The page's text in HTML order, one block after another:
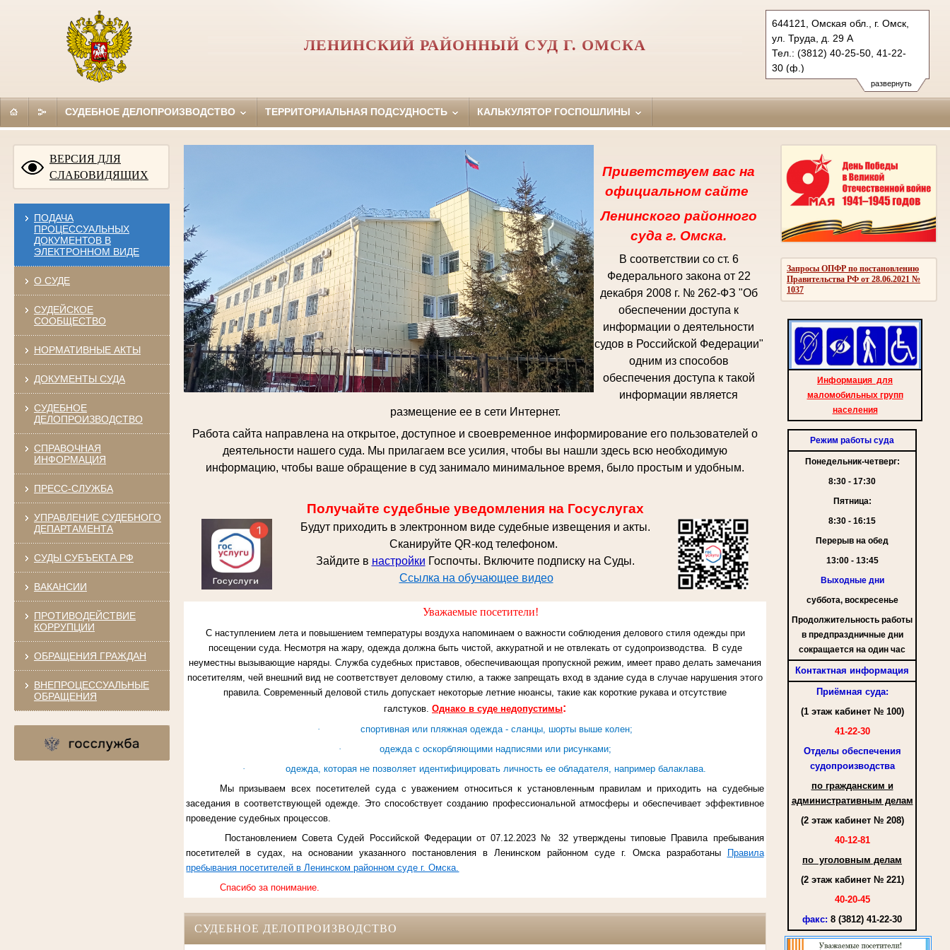
развернуть
644121, Омская обл., г. Омск,
ул. Труда, д. 29 А
Тел.: (3812) 40-25-50, 41-22-
30 (ф.)
lenincourt.oms@sudrf.ru
схема проезда
ЛЕНИНСКИЙ РАЙОННЫЙ СУД Г. ОМСКА
СУДЕБНОЕ ДЕЛОПРОИЗВОДСТВО ТЕРРИТОРИАЛЬНАЯ ПОДСУДНОСТЬ КАЛЬКУЛЯТОР ГОСПОШЛИНЫ
ВЕРСИЯ ДЛЯ
СЛАБОВИДЯЩИХ
ПОДАЧА
ПРОЦЕССУАЛЬНЫХ
ДОКУМЕНТОВ В
ЭЛЕКТРОННОМ ВИДЕ
О СУДЕ
СУДЕЙСКОЕ
СООБЩЕСТВО
НОРМАТИВНЫЕ АКТЫ
ДОКУМЕНТЫ СУДА
СУДЕБНОЕ
ДЕЛОПРОИЗВОДСТВО
СПРАВОЧНАЯ
ИНФОРМАЦИЯ
ПРЕСС-СЛУЖБА
УПРАВЛЕНИЕ СУДЕБНОГО
ДЕПАРТАМЕНТА
СУДЫ СУБЪЕКТА РФ
ВАКАНСИИ
ПРОТИВОДЕЙСТВИЕ
КОРРУПЦИИ
ОБРАЩЕНИЯ ГРАЖДАН
ВНЕПРОЦЕССУАЛЬНЫЕ
ОБРАЩЕНИЯ
Запросы ОПФР по постановлению
Правительства РФ от 28.06.2021 №
1037
Информация для
маломобильных групп
населения
Режим работы суда
Понедельник-четверг:
8:30 - 17:30
Пятница:
8:30 - 16:15
Перерыв на обед
13:00 - 13:45
Выходные дни
суббота, воскресенье
Продолжительность работы
в предпраздничные дни
сокращается на один час
Контактная информация
Приёмная суда:
(1 этаж кабинет № 100)
41-22-30
Отделы обеспечения
судопроизводства
по гражданским и
административным делам
(2 этаж кабинет № 208)
40-12-81
по уголовным делам
(2 этаж кабинет № 221)
40-20-45
факс: 8 (3812) 41-22-30
Приветствуем вас на
официальном сайте
Ленинского районного
суда г. Омска.
В соответствии со ст. 6
Федерального закона от 22
декабря 2008 г. № 262-ФЗ "Об
обеспечении доступа к
информации о деятельности
судов в Российской Федерации"
одним из способов
обеспечения доступа к такой
информации является
размещение ее в сети Интернет.
Работа сайта направлена на открытое, доступное и своевременное информирование его пользователей о
деятельности нашего суда. Мы прилагаем все усилия, чтобы вы нашли здесь всю необходимую
информацию, чтобы ваше обращение в суд занимало минимальное время, было простым и удобным.
Получайте судебные уведомления на Госуслугах
Будут приходить в электронном виде судебные извещения и акты.
Сканируйте QR-код телефоном.
Зайдите в настройки Госпочты. Включите подписку на Суды.
Ссылка на обучающее видео
Уважаемые посетители!
С наступлением лета и повышением температуры воздуха напоминаем о важности соблюдения делового стиля одежды при
посещении суда. Несмотря на жару, одежда должна быть чистой, аккуратной и не отвлекать от судопроизводства. В суде
неуместны вызывающие наряды. Служба судебных приставов, обеспечивающая пропускной режим, имеет право делать замечания
посетителям, чей внешний вид не соответствует деловому стилю, а также запрещать вход в здание суда в случае нарушения этого
правила. Современный деловой стиль допускает некоторые летние нюансы, такие как короткие рукава и отсутствие
галстуков. Однако в суде недопустимы:
·
спортивная или пляжная одежда - сланцы, шорты выше колен;
·
одежда с оскорбляющими надписями или рисунками;
·
одежда, которая не позволяет идентифицировать личность ее обладателя, например балаклава.
Мы призываем всех посетителей суда с уважением относиться к установленным правилам и приходить на судебные
заседания в соответствующей одежде. Это способствует созданию профессиональной атмосферы и обеспечивает эффективное
проведение судебных процессов.
Постановлением Совета Судей Российской Федерации от 07.12.2023 № 32 утверждены типовые Правила пребывания
посетителей в судах, на основании указанного постановления в Ленинском районном суде г. Омска разработаны
Правила
пребывания посетителей в Ленинском районном суде г. Омска.
Спасибо за понимание.
СУДЕБНОЕ ДЕЛОПРОИЗВОДСТВО